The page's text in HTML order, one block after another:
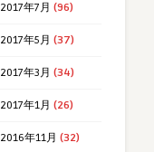
2017年7月 (96)
2017年5月 (37)
2017年3月 (34)
2017年1月 (26)
2016年11月 (32)